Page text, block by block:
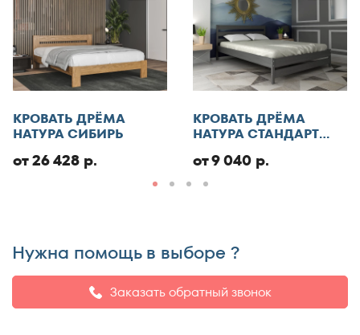
140x195
140x200
140x210
145x200
150x185
150x190
150x220
160x180
КРОВАТЬ ДРЁМА
НАТУРА СИБИРЬ
от 26 428 р.
КРОВАТЬ ДРЁМА
НАТУРА СТАНДАРТ
от 9 040 р.
Нужна помощь в выборе ?
Заказать обратный звонок